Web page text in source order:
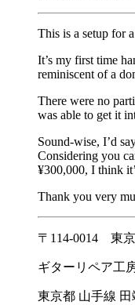
This is a setup for
It’s my first time
reminiscent of a
There were no
was able to get it
Sound-wise, I’d
Considering you
¥300,000, I think
Thank you very
〒114-0014 東
ギターリペア工
東京都 山手線